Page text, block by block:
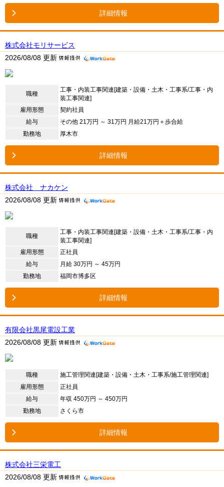
詳細情報
株式会社モリサービス
2026/08/08 更新
職種
工事・内装工事関連[建築・設備・土木・工事系/工事・内
装工事関連]
雇用形態
契約社員
給与
その他 21万円 ～ 31万円 月給21万円＋歩合給
勤務地
厚木市
詳細情報
株式会社 ナカケン
2026/08/08 更新
職種
工事・内装工事関連[建築・設備・土木・工事系/工事・内
装工事関連]
雇用形態
正社員
給与
月給 30万円 ～ 45万円
勤務地
福岡市博多区
詳細情報
有限会社黒尾電設工業
2026/08/08 更新
職種
施工管理関連[建築・設備・土木・工事系/施工管理関連]
雇用形態
正社員
給与
年収 450万円 ～ 450万円
勤務地
さくら市
詳細情報
株式会社三栄電工
2026/08/08 更新